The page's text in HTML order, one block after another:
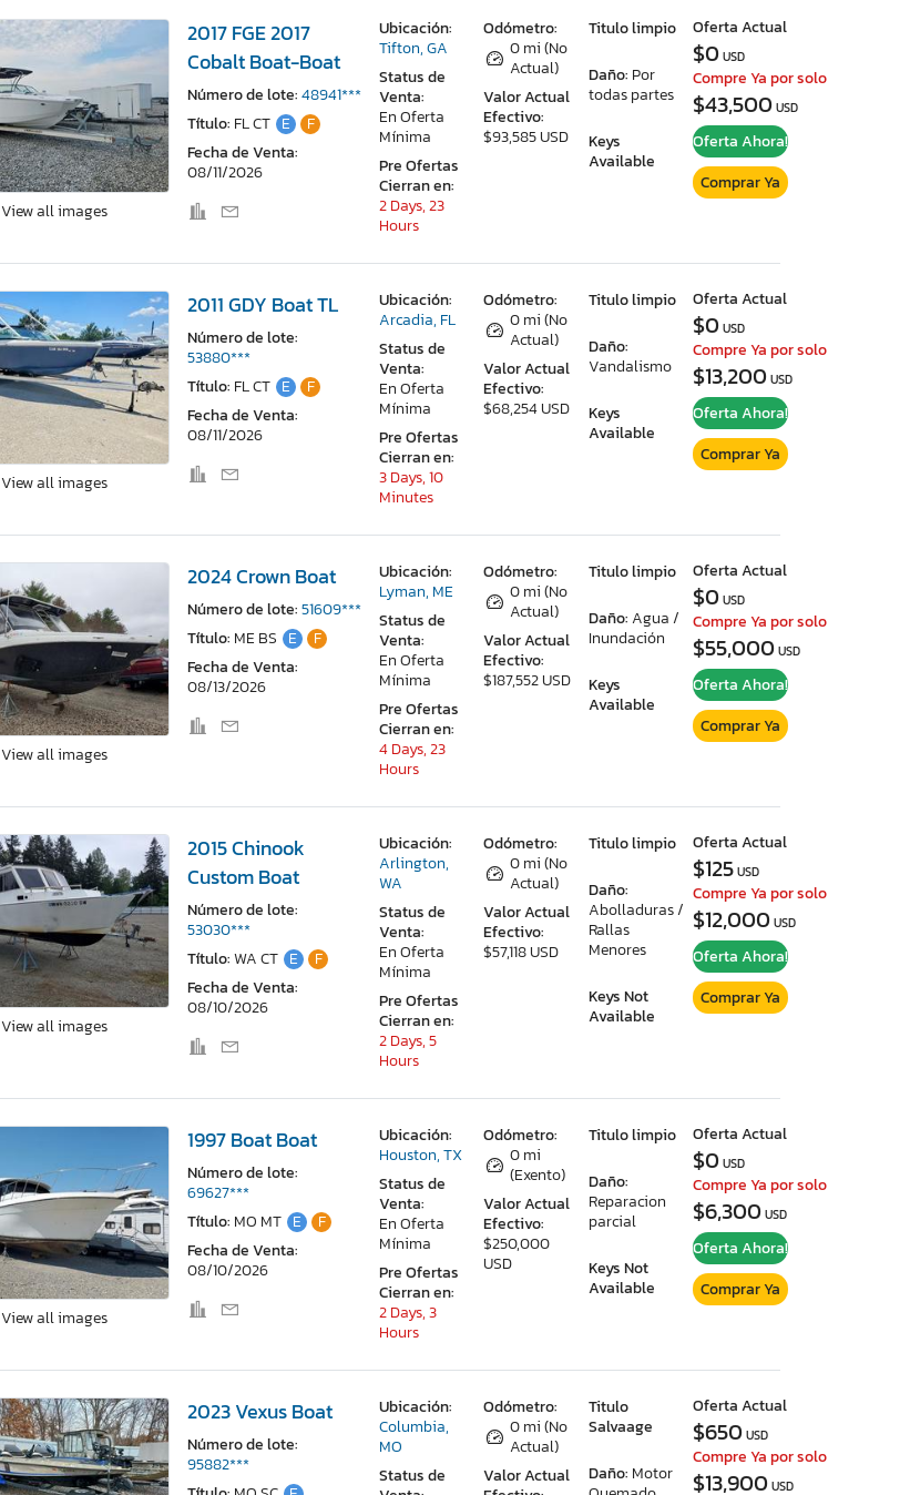
View all images
2017 FGE 2017
Cobalt Boat-Boat
Número de lote:48941***
Título: FL CT E
F
Fecha de Venta:
08/11/2026
Odómetro:
0 mi (No
Actual)
Valor Actual
Efectivo:
$93,585 USD
Titulo limpio
Daño: Por
todas partes
Keys
Available
Ubicación:
Tifton, GA
Status de
Venta:
En Oferta
Mínima
Pre Ofertas
Cierran en:
2 Days, 23
Hours
Oferta Actual
$0USD
Compre Ya por solo
$43,500USD
Oferta Ahora!
Comprar Ya
View all images
2011 GDY Boat TL
Número de lote:
53880***
Título: FL CT E
F
Fecha de Venta:
08/11/2026
Odómetro:
0 mi (No
Actual)
Valor Actual
Efectivo:
$68,254 USD
Titulo limpio
Daño:
Vandalismo
Keys
Available
Ubicación:
Arcadia, FL
Status de
Venta:
En Oferta
Mínima
Pre Ofertas
Cierran en:
3 Days, 10
Minutes
Oferta Actual
$0USD
Compre Ya por solo
$13,200USD
Oferta Ahora!
Comprar Ya
View all images
2024 Crown Boat
Número de lote:51609***
Título: ME BS E
F
Fecha de Venta:
08/13/2026
Odómetro:
0 mi (No
Actual)
Valor Actual
Efectivo:
$187,552 USD
Titulo limpio
Daño:Agua /
Inundación
Keys
Available
Ubicación:
Lyman, ME
Status de
Venta:
En Oferta
Mínima
Pre Ofertas
Cierran en:
4 Days, 23
Hours
Oferta Actual
$0USD
Compre Ya por solo
$55,000USD
Oferta Ahora!
Comprar Ya
View all images
2015 Chinook
Custom Boat
Número de lote:
53030***
Título:WA CT E
F
Fecha de Venta:
08/10/2026
Odómetro:
0 mi (No
Actual)
Valor Actual
Efectivo:
$57,118 USD
Titulo limpio
Daño:
Abolladuras /
Rallas
Menores
Keys Not
Available
Ubicación:
Arlington,
WA
Status de
Venta:
En Oferta
Mínima
Pre Ofertas
Cierran en:
2 Days, 5
Hours
Oferta Actual
$125USD
Compre Ya por solo
$12,000USD
Oferta Ahora!
Comprar Ya
View all images
1997 Boat Boat
Número de lote:
69627***
Título: MO MT E
F
Fecha de Venta:
08/10/2026
Odómetro:
0 mi
(Exento)
Valor Actual
Efectivo:
$250,000
USD
Titulo limpio
Daño:
Reparacion
parcial
Keys Not
Available
Ubicación:
Houston, TX
Status de
Venta:
En Oferta
Mínima
Pre Ofertas
Cierran en:
2 Days, 3
Hours
Oferta Actual
$0USD
Compre Ya por solo
$6,300USD
Oferta Ahora!
Comprar Ya
2023 Vexus Boat
Número de lote:
95882***
Odómetro:
0 mi (No
Actual)
Valor Actual
Titulo
Salvaage
Daño: Motor
Ubicación:
Columbia,
MO
Status de
Oferta Actual
$650USD
Compre Ya por solo
$13,900USD